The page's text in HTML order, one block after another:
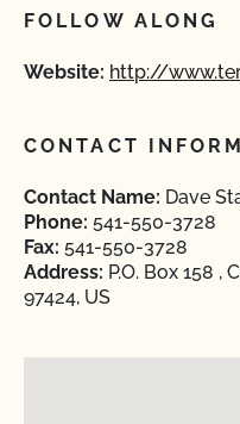
FOLLOW ALONG
Website: http://
CONTACT
Contact Name: Dave
Phone: 541-550-3728
Fax: 541-550-3728
Address: P.O. Box 158 ,
97424, US